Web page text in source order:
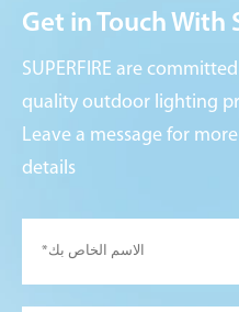
Get in Touch With
SUPERFIRE are
quality outdoor lighting
Leave a message for
details